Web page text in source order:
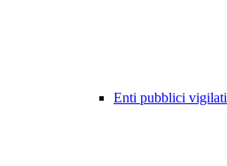
Enti pubblici vigilati